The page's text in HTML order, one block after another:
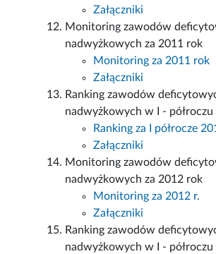
Załączniki
Monitoring zawodów
nadwyżkowych za 2011 rok
Monitoring za 2011 rok
Załączniki
Ranking zawodów
nadwyżkowych w I -
Ranking za I półrocze
Załączniki
Monitoring zawodów
nadwyżkowych za 2012 rok
Monitoring za 2012 r.
Załączniki
Ranking zawodów
nadwyżkowych w I -